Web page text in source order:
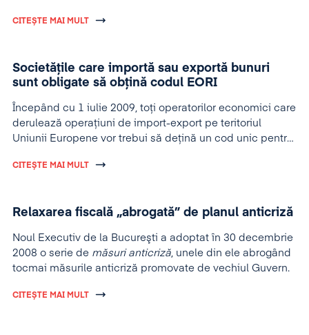
măsura trebuia să fie aplicată de la 1 ianuarie 2007,
anexele aferentevor fi depuse numai la Oficiul
Registrului Comerțului.
CITEȘTE MAI MULT
Societăţile care importă sau exportă bunuri
sunt obligate să obţină codul EORI
Începând cu 1 iulie 2009, toţi operatorilor economici care
derulează operaţiuni de import-export pe teritoriul
Uniunii Europene vor trebui să deţină un cod unic pentru
CITEȘTE MAI MULT
Relaxarea fiscală „abrogată” de planul anticriză
Noul Executiv de la Bucureşti a adoptat în 30 decembrie
2008 o serie de măsuri anticriză , unele din ele abrogând
tocmai măsurile anticriză promovate de vechiul Guvern.
CITEȘTE MAI MULT